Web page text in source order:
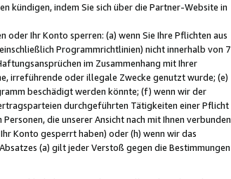
kündigen, indem Sie sich über die Partner-Website in
Ihr Konto sperren: (a) wenn Sie Ihre Pflichten aus
Programmrichtlinien) nicht innerhalb von 7
im Zusammenhang mit Ihrer
irreführende oder illegale Zwecke genutzt wurde; (e)
beschädigt werden könnte; (f) wenn wir der
durchgeführten Tätigkeiten einer Pflicht
die unserer Ansicht nach mit Ihnen verbunden
Konto gesperrt haben) oder (h) wenn wir das
(a) gilt jeder Verstoß gegen die Bestimmungen